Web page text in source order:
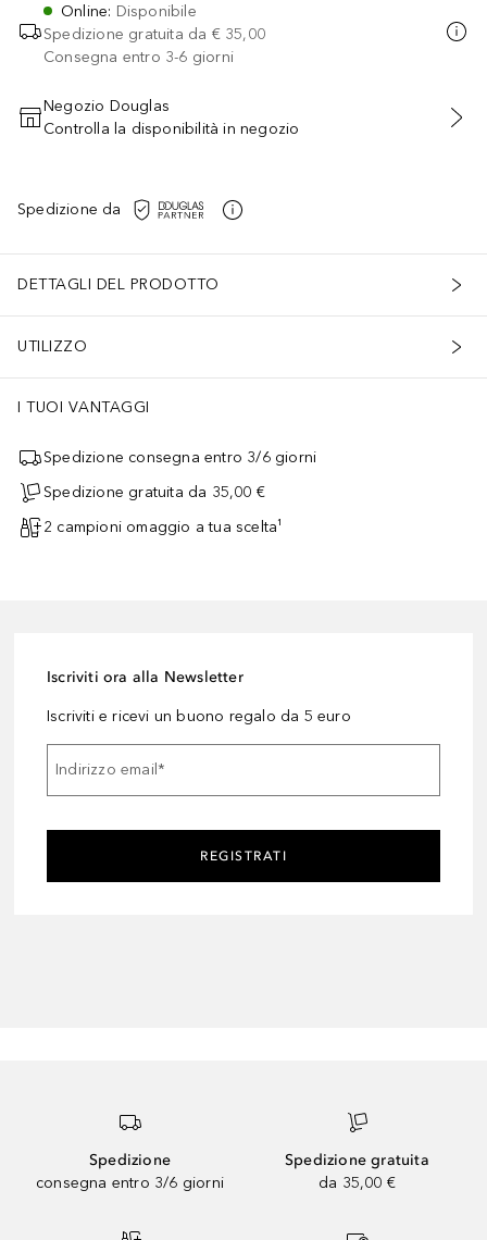
Online: Disponibile
Spedizione gratuita da € 35,00
Consegna entro 3-6 giorni
AGGIUNGI AL CARRELLO
Negozio Douglas
Controlla la disponibilità in negozio
Spedizione da
DETTAGLI DEL PRODOTTO
UTILIZZO
I TUOI VANTAGGI
Spedizione consegna entro 3/6 giorni
Spedizione gratuita da 35,00 €
2 campioni omaggio a tua scelta¹
Iscriviti ora alla Newsletter
Iscriviti e ricevi un buono regalo da 5 euro
Indirizzo email*
REGISTRATI
Spedizione
consegna entro 3/6 giorni
Spedizione gratuita
da 35,00 €